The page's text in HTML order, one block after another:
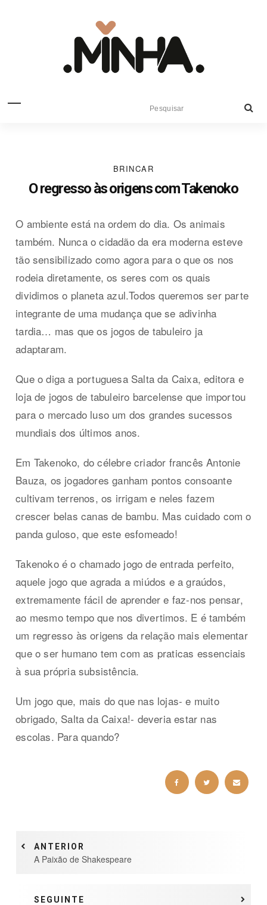
BRINCAR
O regresso às origens com Takenoko
O ambiente está na ordem do dia. Os animais
também. Nunca o cidadão da era moderna esteve
tão sensibilizado como agora para o que os nos
rodeia diretamente, os seres com os quais
dividimos o planeta azul.Todos queremos ser parte
integrante de uma mudança que se adivinha
tardia… mas que os jogos de tabuleiro ja
adaptaram.
Que o diga a portuguesa Salta da Caixa, editora e
loja de jogos de tabuleiro barcelense que importou
para o mercado luso um dos grandes sucessos
mundiais dos últimos anos.
Em Takenoko, do célebre criador francês Antonie
Bauza, os jogadores ganham pontos consoante
cultivam terrenos, os irrigam e neles fazem
crescer belas canas de bambu. Mas cuidado com o
panda guloso, que este esfomeado!
Takenoko é o chamado jogo de entrada perfeito,
aquele jogo que agrada a miúdos e a graúdos,
extremamente fácil de aprender e faz-nos pensar,
ao mesmo tempo que nos divertimos. E é também
um regresso às origens da relação mais elementar
que o ser humano tem com as praticas essenciais
à sua própria subsistência.
Um jogo que, mais do que nas lojas- e muito
obrigado, Salta da Caixa!- deveria estar nas
escolas. Para quando?
ANTERIOR
A Paixão de Shakespeare
SEGUINTE